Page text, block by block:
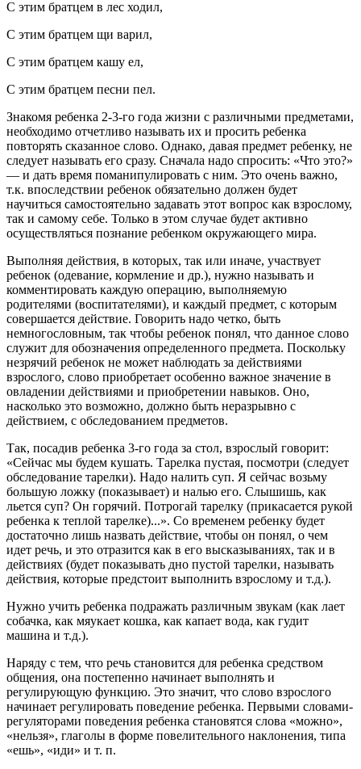
С этим братцем в лес ходил,
С этим братцем щи варил,
С этим братцем кашу ел,
С этим братцем песни пел.
Знакомя ребенка 2-3-го года жизни с различными предметами,
необходимо отчетливо называть их и просить ребенка
повторять сказанное слово. Однако, давая предмет ребенку, не
следует называть его сразу. Сначала надо спросить: «Что это?»
— и дать время поманипулировать с ним. Это очень важно,
т.к. впоследствии ребенок обязательно должен будет
научиться самостоятельно задавать этот вопрос как взрослому,
так и самому себе. Только в этом случае будет активно
осуществляться познание ребенком окружающего мира.
Выполняя действия, в которых, так или иначе, участвует
ребенок (одевание, кормление и др.), нужно называть и
комментировать каждую операцию, выполняемую
родителями (воспитателями), и каждый предмет, с которым
совершается действие. Говорить надо четко, быть
немногословным, так чтобы ребенок понял, что данное слово
служит для обозначения определенного предмета. Поскольку
незрячий ребенок не может наблюдать за действиями
взрослого, слово приобретает особенно важное значение в
овладении действиями и приобретении навыков. Оно,
насколько это возможно, должно быть неразрывно с
действием, с обследованием предметов.
Так, посадив ребенка 3-го года за стол, взрослый говорит:
«Сейчас мы будем кушать. Тарелка пустая, посмотри (следует
обследование тарелки). Надо налить суп. Я сейчас возьму
большую ложку (показывает) и налью его. Слышишь, как
льется суп? Он горячий. Потрогай тарелку (прикасается рукой
ребенка к теплой тарелке)...». Со временем ребенку будет
достаточно лишь назвать действие, чтобы он понял, о чем
идет речь, и это отразится как в его высказываниях, так и в
действиях (будет показывать дно пустой тарелки, называть
действия, которые предстоит выполнить взрослому и т.д.).
Нужно учить ребенка подражать различным звукам (как лает
собачка, как мяукает кошка, как капает вода, как гудит
машина и т.д.).
Наряду с тем, что речь становится для ребенка средством
общения, она постепенно начинает выполнять и
регулирующую функцию. Это значит, что слово взрослого
начинает регулировать поведение ребенка. Первыми словами-
регуляторами поведения ребенка становятся слова «можно»,
«нельзя», глаголы в форме повелительного наклонения, типа
«ешь», «иди» и т. п.